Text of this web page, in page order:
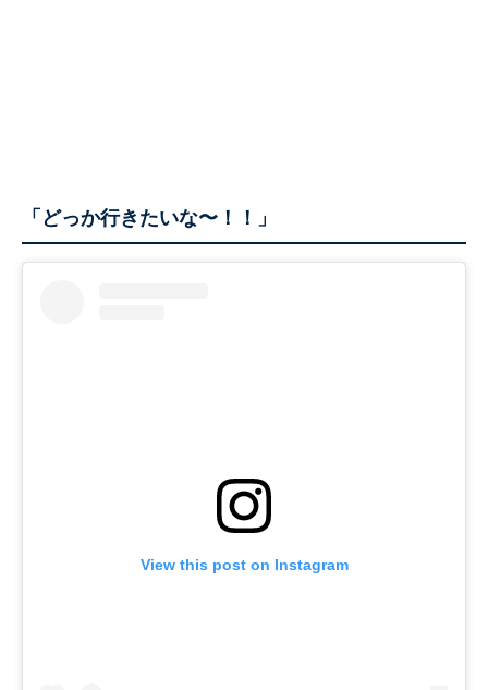
「どっか行きたいな〜！！」
View this post on Instagram